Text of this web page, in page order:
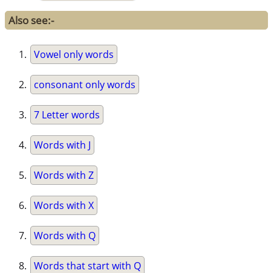
Also see:-
Vowel only words
consonant only words
7 Letter words
Words with J
Words with Z
Words with X
Words with Q
Words that start with Q